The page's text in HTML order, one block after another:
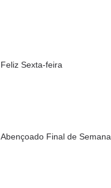
Feliz Sexta-feira
Abençoado Final de Semana